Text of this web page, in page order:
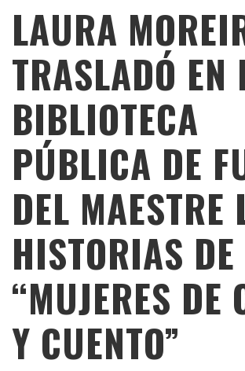
LAURA
TRASLADÓ EN
BIBLIOTECA
PÚBLICA DE
DEL MAESTRE
HISTORIAS DE
“MUJERES DE
Y CUENTO”